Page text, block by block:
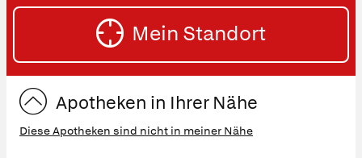
Straße
Mein Standort
Apotheken in Ihrer Nähe
Diese Apotheken sind nicht in meiner Nähe